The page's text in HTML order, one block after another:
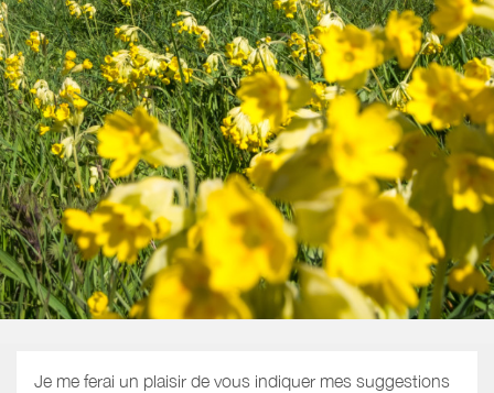
Je me ferai un plaisir de vous indiquer mes suggestions